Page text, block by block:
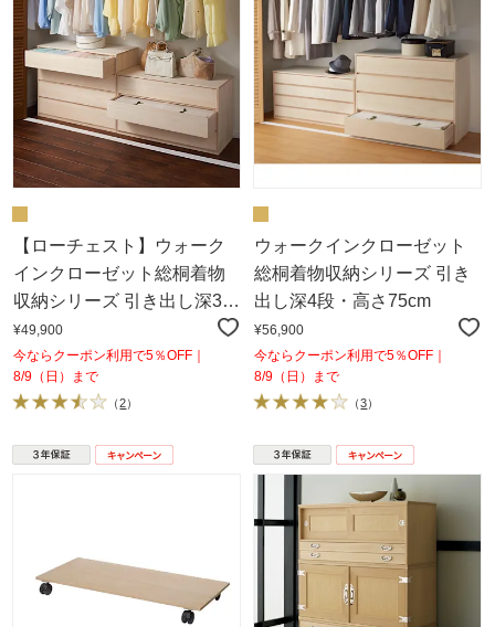
【ローチェスト】ウォーク
インクローゼット総桐着物
収納シリーズ 引き出し深3
段・高さ57.5cm
¥49,900
今ならクーポン利用で5％OFF｜
8/9（日）まで
（2）
ウォークインクローゼット
総桐着物収納シリーズ 引き
出し深4段・高さ75cm
¥56,900
今ならクーポン利用で5％OFF｜
8/9（日）まで
（3）